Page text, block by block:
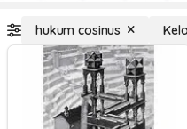
hukum cosinus